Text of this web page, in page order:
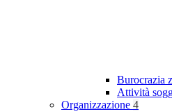
Burocrazia
Attività
Organizzazione 4